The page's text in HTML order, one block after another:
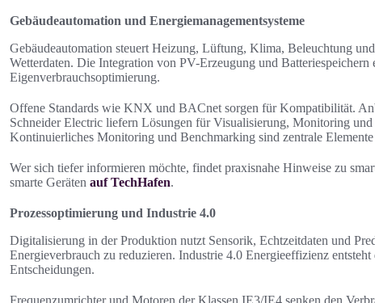
Gebäudeautomation und Energiemanagementsysteme
Gebäudeautomation steuert Heizung, Lüftung, Klima, Beleuchtung
Wetterdaten. Die Integration von PV-Erzeugung und
Eigenverbrauchsoptimierung.
Offene Standards wie KNX und BACnet sorgen für Kompatibilität.
Schneider Electric liefern Lösungen für Visualisierung, Monitoring
Kontinuierliches Monitoring und Benchmarking sind zentrale
Wer sich tiefer informieren möchte, findet praxisnahe Hinweise zu
smarte Geräten auf TechHafen.
Prozessoptimierung und Industrie 4.0
Digitalisierung in der Produktion nutzt Sensorik, Echtzeitdaten und
Energieverbrauch zu reduzieren. Industrie 4.0 Energieeffizienz
Entscheidungen.
Frequenzumrichter und Motoren der Klassen IE3/IE4 senken den